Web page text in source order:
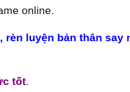
online.
rèn luyện bản thân say
tốt.